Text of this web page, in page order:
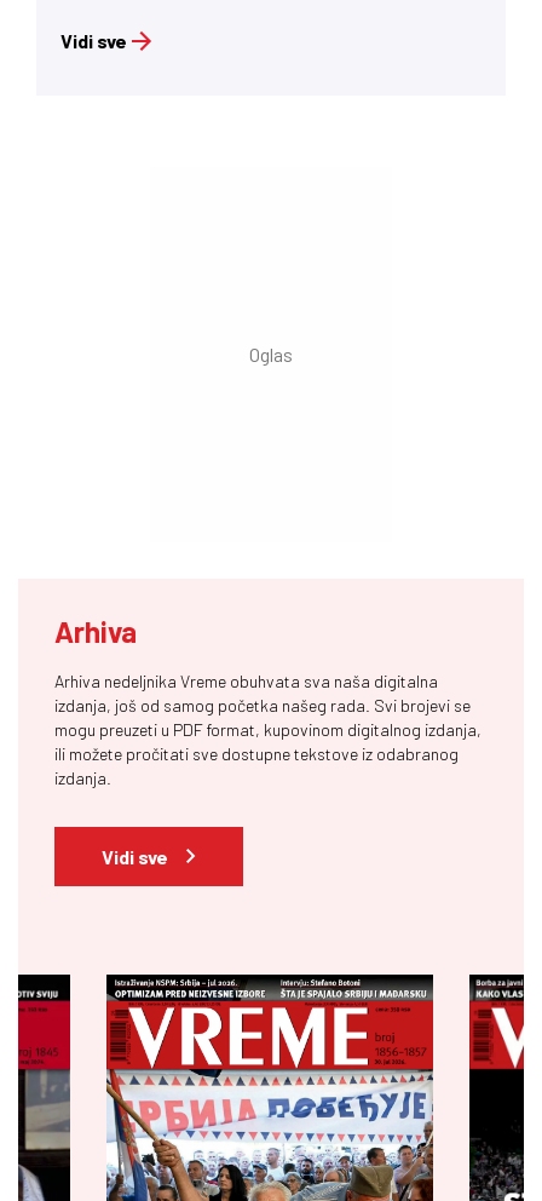
Vidi sve
Arhiva
Arhiva nedeljnika Vreme obuhvata sva naša digitalna
izdanja, još od samog početka našeg rada. Svi brojevi se
mogu preuzeti u PDF format, kupovinom digitalnog izdanja,
ili možete pročitati sve dostupne tekstove iz odabranog
izdanja.
Vidi sve